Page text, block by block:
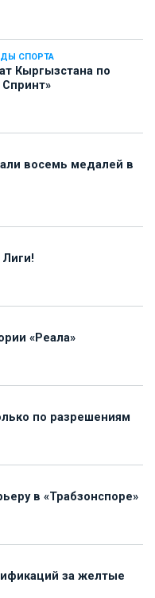
СПОРТА
Кыргызстана по
восемь медалей в
«Реала»
по разрешениям
в «Трабзонспоре»
за желтые